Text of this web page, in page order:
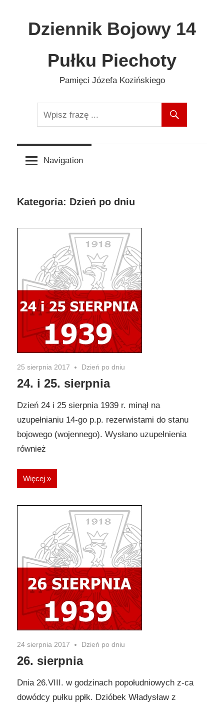
content
Dziennik Bojowy 14
Pułku Piechoty
Pamięci Józefa Kozińskiego
Navigation
Kategoria: Dzień po dniu
25 sierpnia 2017 Dzień po dniu
24. i 25. sierpnia
Dzień 24 i 25 sierpnia 1939 r. minął na
uzupełnianiu 14-go p.p. rezerwistami do stanu
bojowego (wojennego). Wysłano uzupełnienia
również
Więcej »
24 sierpnia 2017 Dzień po dniu
26. sierpnia
Dnia 26.VIII. w godzinach popołudniowych z-ca
dowódcy pułku ppłk. Dzióbek Władysław z